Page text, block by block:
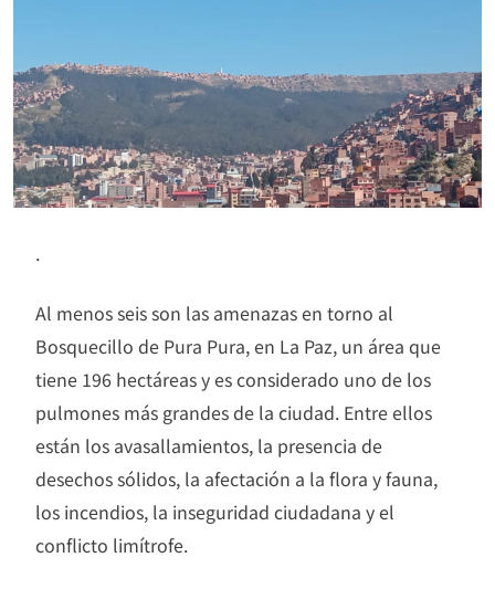
.
Al menos seis son las amenazas en torno al
Bosquecillo de Pura Pura, en La Paz, un área que
tiene 196 hectáreas y es considerado uno de los
pulmones más grandes de la ciudad. Entre ellos
están los avasallamientos, la presencia de
desechos sólidos, la afectación a la flora y fauna,
los incendios, la inseguridad ciudadana y el
conflicto limítrofe.